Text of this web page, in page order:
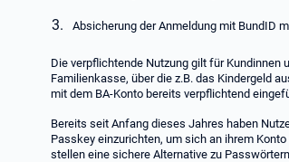
Absicherung der Anmeldung mit BundID
Die verpflichtende Nutzung gilt für Kundinnen
Familienkasse, über die z.B. das Kindergeld
mit dem BA-Konto bereits verpflichtend
Bereits seit Anfang dieses Jahres haben
Passkey einzurichten, um sich an ihrem
stellen eine sichere Alternative zu